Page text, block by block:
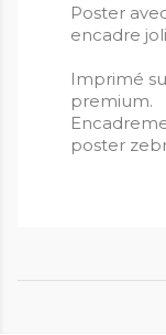
Poster
encadre
Imprimé
premium.
poster